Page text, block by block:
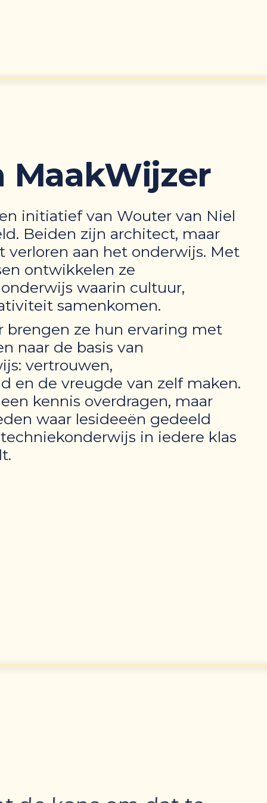
MaakWijzer
initiatief van Wouter van Niel
. Beiden zijn architect, maar
verloren aan het onderwijs. Met
ontwikkelen ze
waarin cultuur,
samenkomen.
brengen ze hun ervaring met
naar de basis van
vertrouwen,
en de vreugde van zelf maken.
kennis overdragen, maar
waar lesideeën gedeeld
in iedere klas